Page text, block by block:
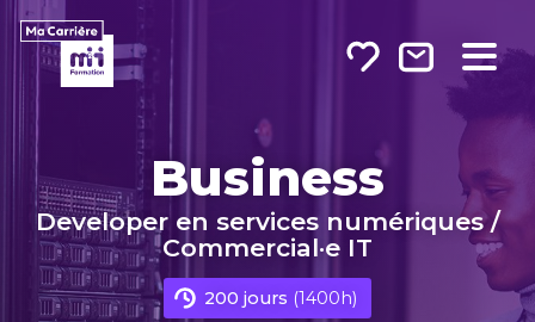
Business
Developer en services numériques /
Commercial·e IT
200 jours (1400h)
Sur Twitter
Par e-mail